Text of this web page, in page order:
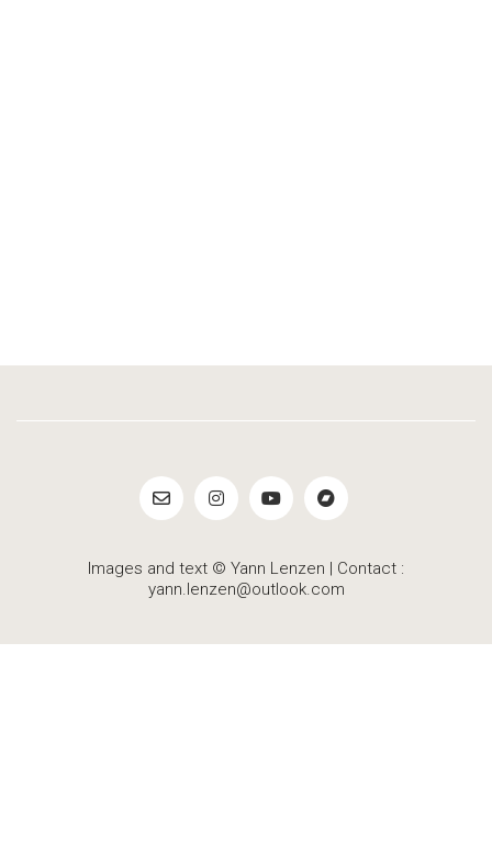
Images and text © Yann Lenzen | Contact :
yann.lenzen@outlook.com